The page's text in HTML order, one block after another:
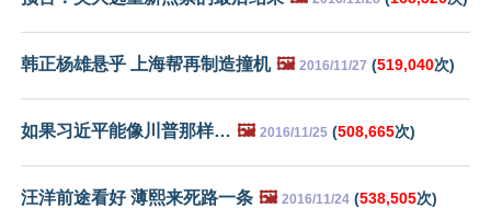
韩正杨雄悬乎 上海帮再制造撞机 🖼️ 2016/11/27 (519,040次)
如果习近平能像川普那样… 🖼️ 2016/11/25 (508,665次)
汪洋前途看好 薄熙来死路一条 🖼️ 2016/11/24 (538,505次)